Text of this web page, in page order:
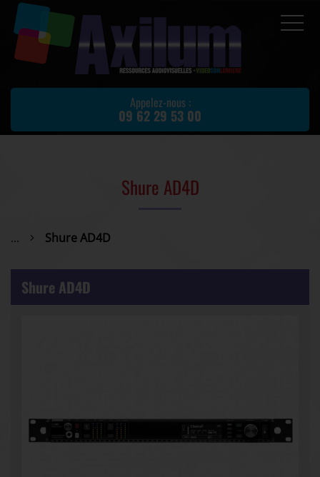
Appelez-nous :
09 62 29 53 00
Accueil
Prestations
Location de matériel
Avis client
Shure AD4D
... Shure AD4D
Shure AD4D